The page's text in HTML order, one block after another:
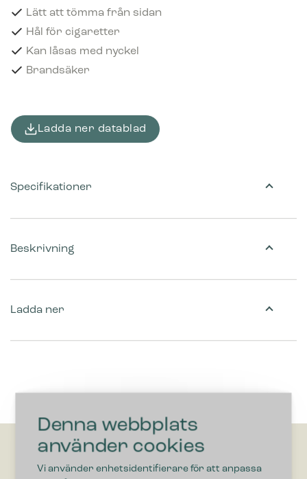
Denna webbplats
använder cookies
Vi använder enhetsidentifierare för att anpassa
Lätt att tömma från sidan
Hål för cigaretter
Kan låsas med nyckel
Brandsäker
Ladda ner datablad
Beskrivning
Ladda ner
Specifikationer